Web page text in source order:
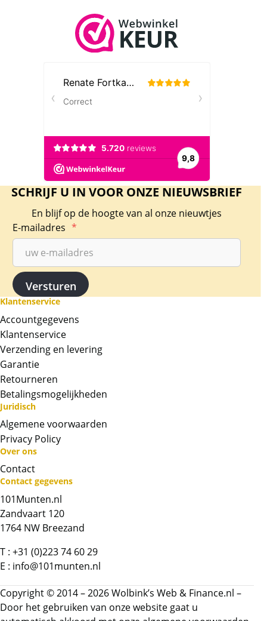
Chat met ons
Bel ons
Contactformulier
SCHRIJF U IN VOOR ONZE NIEUWSBRIEF
En blijf op de hoogte van al onze nieuwtjes
E-mailadres *
Klantenservice
Accountgegevens
Klantenservice
Verzending en levering
Garantie
Retourneren
Betalingsmogelijkheden
Juridisch
Algemene voorwaarden
Privacy Policy
Over ons
Contact
Contact gegevens
101Munten.nl
Zandvaart 120
1764 NW Breezand
T : +31 (0)223 74 60 29
E : info@101munten.nl
Copyright © 2014 – 2026 Wolbink’s Web & Finance.nl –
Door het gebruiken van onze website gaat u